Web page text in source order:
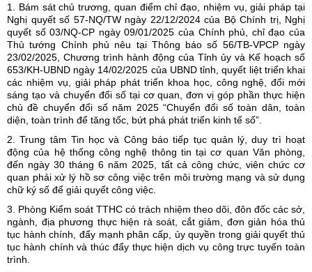
1. Bám sát chủ trương, quan điểm chỉ đạo, nhiệm vụ, giải pháp tại
Nghị quyết số 57-NQ/TW ngày 22/12/2024 của Bộ Chính trị, Nghị
quyết số 03/NQ-CP ngày 09/01/2025 của Chính phủ, chỉ đạo của
Thủ tướng Chính phủ nêu tại Thông báo số 56/TB-VPCP ngày
23/02/2025, Chương trình hành động của Tỉnh ủy và Kế hoạch số
653/KH-UBND ngày 14/02/2025 của UBND tỉnh, quyết liệt triển khai
các nhiệm vụ, giải pháp phát triển khoa học, công nghệ, đổi mới
sáng tạo và chuyển đổi số tại cơ quan, đơn vị góp phần thực hiện
chủ đề chuyển đổi số năm 2025 “Chuyển đổi số toàn dân, toàn
diện, toàn trình để tăng tốc, bứt phá phát triển kinh tế số”.
2. Trung tâm Tin học và Công báo tiếp tục quản lý, duy trì hoạt
động của hệ thống công nghệ thông tin tại cơ quan Văn phòng,
đến ngày 30 tháng 6 năm 2025, tất cả công chức, viên chức cơ
quan phải xử lý hồ sơ công việc trên môi trường mạng và sử dụng
chữ ký số để giải quyết công việc.
3. Phòng Kiểm soát TTHC có trách nhiệm theo dõi, đôn đốc các sở,
ngành, địa phương thực hiện rà soát, cắt giảm, đơn giản hóa thủ
tục hành chính, đẩy mạnh phân cấp, ủy quyền trong giải quyết thủ
tục hành chính và thúc đẩy thực hiện dịch vụ công trực tuyến toàn
trình.